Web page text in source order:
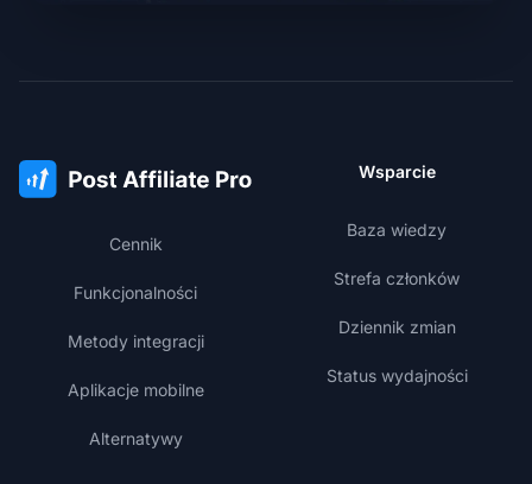
Cennik
Funkcjonalności
Metody integracji
Aplikacje mobilne
Alternatywy
Wsparcie
Baza wiedzy
Strefa członków
Dziennik zmian
Status wydajności